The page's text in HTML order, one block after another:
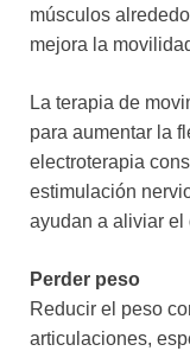
músculos
mejora la
La terapia de
para aumentar la
electroterapia
estimulación
ayudan a aliviar el
Perder peso
Reducir el peso
articulaciones,